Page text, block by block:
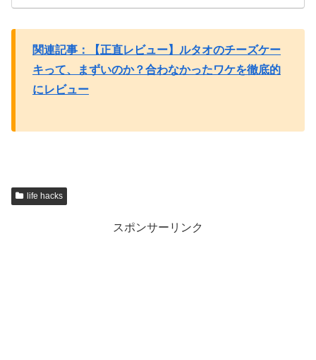
関連記事：【正直レビュー】ルタオのチーズケー
キって、まずいのか？合わなかったワケを徹底的
にレビュー
life hacks
スポンサーリンク